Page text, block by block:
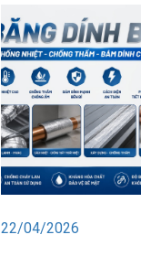
22/04/2026